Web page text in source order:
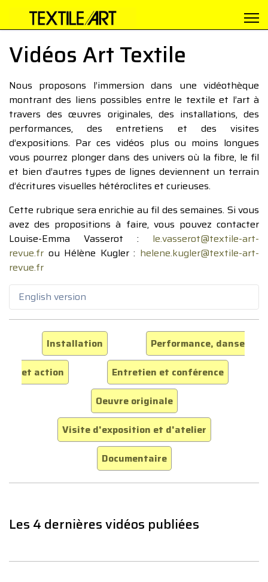
Vidéos Art Textile
Nous proposons l’immersion dans une vidéothèque
montrant des liens possibles entre le textile et l’art à
travers des œuvres originales, des installations, des
performances, des entretiens et des visites
d’expositions. Par ces vidéos plus ou moins longues
vous pourrez plonger dans des univers où la fibre, le fil
et bien d’autres types de lignes deviennent un terrain
d’écritures visuelles hétéroclites et curieuses.
Cette rubrique sera enrichie au fil des semaines. Si vous
avez des propositions à faire, vous pouvez contacter
Louise-Emma Vasserot : le.vasserot@textile-art-
revue.fr ou Hélène Kugler : helene.kugler@textile-art-
revue.fr
English version
Installation
Performance, danse
et action
Entretien et conférence
Oeuvre originale
Visite d'exposition et d'atelier
Documentaire
Les 4 dernières vidéos publiées